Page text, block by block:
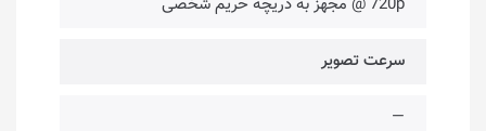
سرعت تصویر
—